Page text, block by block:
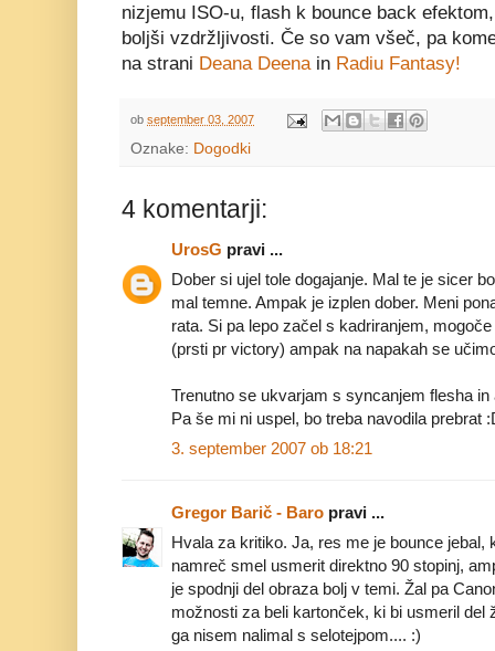
nizjemu ISO-u, flash k bounce back
boljši vzdržljivosti. Če so vam všeč, pa
na strani Deana Deenain Radiu Fantasy!
ob september 03, 2007
Oznake: Dogodki
4 komentarji:
UrosG pravi ...
Dober si ujel tole dogajanje. Mal te je sicer
mal temne. Ampak je izplen dober. Meni
rata. Si pa lepo začel s kadriranjem,
(prsti pr victory) ampak na napakah se
Trenutno se ukvarjam s syncanjem flesha
Pa še mi ni uspel, bo treba navodila prebrat
3. september 2007 ob 18:21
Gregor Barič - Baro pravi ...
Hvala za kritiko. Ja, res me je bounce jebal,
namreč smel usmerit direktno 90 stopinj,
je spodnji del obraza bolj v temi. Žal pa
možnosti za beli kartonček, ki bi usmeril del
ga nisem nalimal s selotejpom.... :)